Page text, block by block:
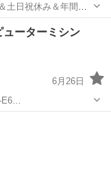
土日祝休み＆年間休
＆無料駐車場あり
大宮市》 人気の
ーターミシン
6月26日